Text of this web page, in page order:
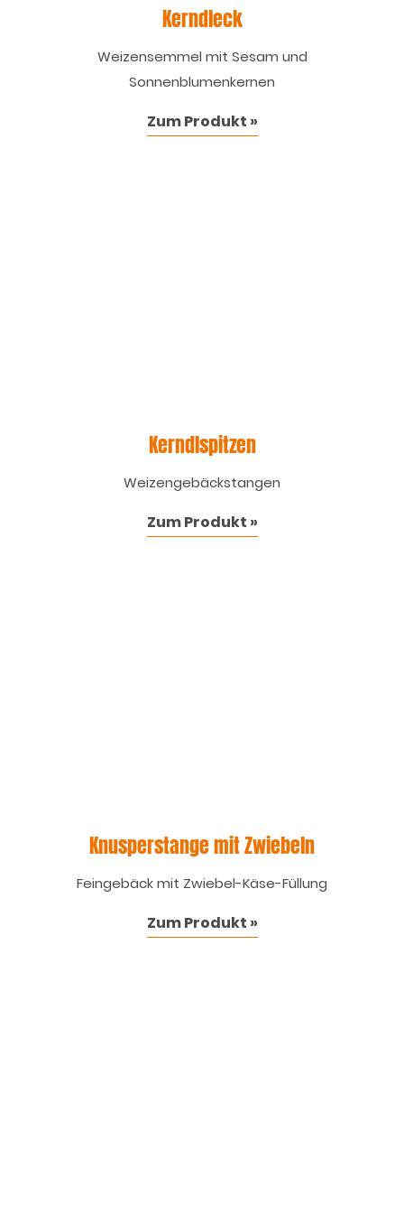
Kerndleck
Weizensemmel mit Sesam und
Sonnenblumenkernen
Zum Produkt »
Kerndlspitzen
Weizengebäckstangen
Zum Produkt »
Knusperstange mit Zwiebeln
Feingebäck mit Zwiebel-Käse-Füllung
Zum Produkt »